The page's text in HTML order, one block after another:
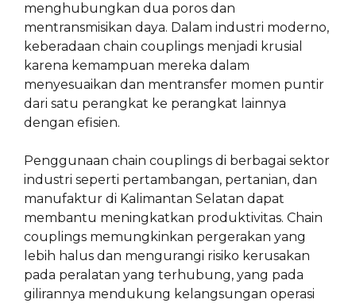
menghubungkan dua poros dan
mentransmisikan daya. Dalam industri moderno,
keberadaan chain couplings menjadi krusial
karena kemampuan mereka dalam
menyesuaikan dan mentransfer momen puntir
dari satu perangkat ke perangkat lainnya
dengan efisien.
Penggunaan chain couplings di berbagai sektor
industri seperti pertambangan, pertanian, dan
manufaktur di Kalimantan Selatan dapat
membantu meningkatkan produktivitas. Chain
couplings memungkinkan pergerakan yang
lebih halus dan mengurangi risiko kerusakan
pada peralatan yang terhubung, yang pada
gilirannya mendukung kelangsungan operasi